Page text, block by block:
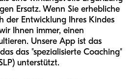
Ersatz. Wenn Sie erhebliche
der Entwicklung Ihres Kindes
Ihnen immer, einen
Unsere App ist das
das "spezialisierte Coaching"
unterstützt.